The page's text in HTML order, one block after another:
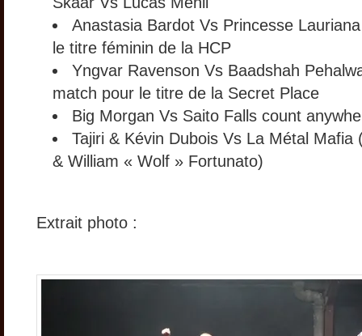
Anastasia Bardot Vs Princesse
le titre féminin de la HCP
Yngvar Ravenson Vs Baadshah
match pour le titre de la Secret Place
Big Morgan Vs Saito Falls count
Tajiri & Kévin Dubois Vs La Métal Mafia
& William « Wolf » Fortunato)
Extrait photo :